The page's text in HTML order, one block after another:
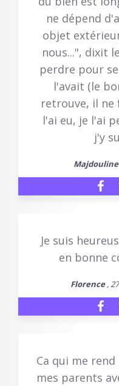
ne dépend
objet
nous...", dixit
perdre pour
l'avait (le
retrouve, il ne
l'ai eu, je l'ai
j'y
Majdouline
Je suis
en bonne
Florence,
Ca qui me
mes parents